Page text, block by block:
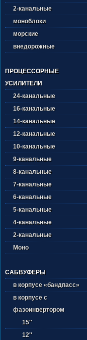
2-канальные
моноблоки
морские
внедорожные
ПРОЦЕССОРНЫЕ
УСИЛИТЕЛИ
24-канальные
16-канальные
14-канальные
12-канальные
10-канальные
9-канальные
8-канальные
7-канальные
6-канальные
5-канальные
4-канальные
2-канальные
Моно
САБВУФЕРЫ
в корпусе «бандпасс»
в корпусе с
фазоинвертором
15''
12''